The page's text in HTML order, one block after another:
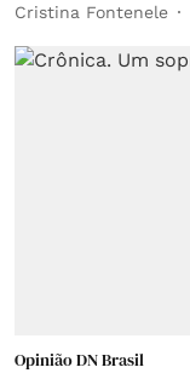
Cristina Fontenele
Opinião DN Brasil